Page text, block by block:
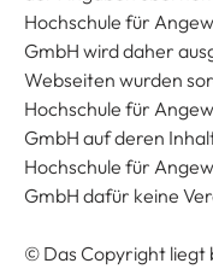
Hochschule für
GmbH wird daher
Webseiten wurden
Hochschule für
GmbH auf deren
Hochschule für
GmbH dafür keine
© Das Copyright liegt